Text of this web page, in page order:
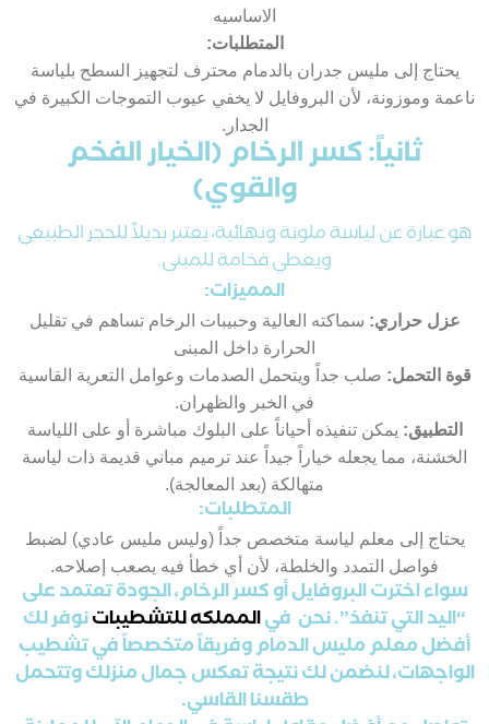
الاساسيه
المتطلبات:
يحتاج إلى مليس جدران بالدمام محترف لتجهيز السطح بلياسة
ناعمة وموزونة، لأن البروفايل لا يخفي عيوب التموجات الكبيرة في
الجدار.
ثانياً: كسر الرخام (الخيار الفخم
والقوي)
هو عبارة عن لياسة ملونة ونهائية، يعتبر بديلاً للحجر الطبيعي
ويعطي فخامة للمبنى.
المميزات:
عزل حراري: سماكته العالية وحبيبات الرخام تساهم في تقليل
الحرارة داخل المبنى
قوة التحمل: صلب جداً ويتحمل الصدمات وعوامل التعرية القاسية
في الخبر والظهران.
التطبيق: يمكن تنفيذه أحياناً على البلوك مباشرة أو على اللياسة
الخشنة، مما يجعله خياراً جيداً عند ترميم مباني قديمة ذات لياسة
متهالكة (بعد المعالجة).
المتطلبات:
يحتاج إلى معلم لياسة متخصص جداً (وليس مليس عادي) لضبط
فواصل التمدد والخلطة، لأن أي خطأ فيه يصعب إصلاحه.
سواء اخترت البروفايل أو كسر الرخام، الجودة تعتمد على
“اليد التي تنفذ”. نحن فيالمملكه للتشطيباتنوفر لك
أفضل معلم مليس الدمام وفريقاً متخصصاً في تشطيب
الواجهات، لنضمن لك نتيجة تعكس جمال منزلك وتتحمل
طقسنا القاسي.